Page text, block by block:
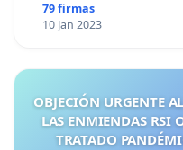
79 firmas
10 Jan 2023
OBJECIÓN URGENTE
LAS ENMIENDAS RSI
TRATADO